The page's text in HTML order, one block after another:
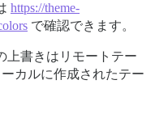
https://theme-
で確認できます。
上書きはリモートテー
カルに作成されたテー